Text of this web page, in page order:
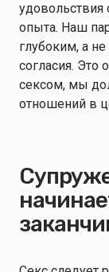
удовольствия
опыта. Наш
глубоким, а
согласия. Это
сексом, мы
отношений в